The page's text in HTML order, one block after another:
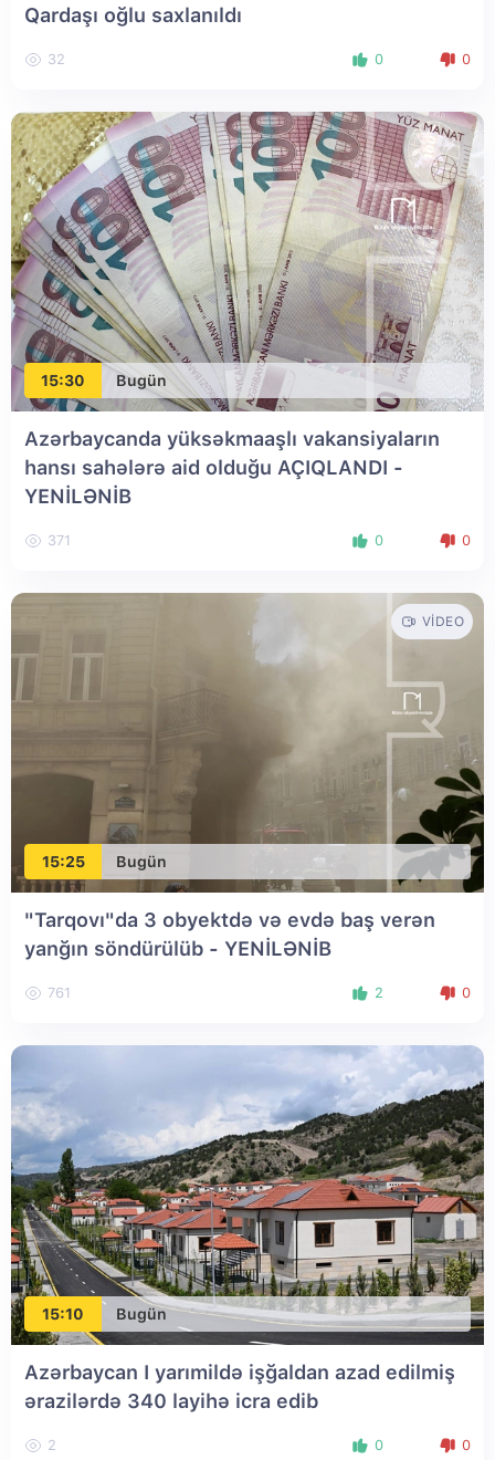
Qardaşı oğlu saxlanıldı
32 0 0
15:30 Bugün
Azərbaycanda yüksəkmaaşlı vakansiyaların
hansı sahələrə aid olduğu AÇIQLANDI -
YENİLƏNİB
371 0 0
15:25 Bugün
VIDEO
"Tarqovı"da 3 obyektdə və evdə baş verən
yanğın söndürülüb - YENİLƏNİB
761 2 0
15:10 Bugün
Azərbaycan I yarımildə işğaldan azad edilmiş
ərazilərdə 340 layihə icra edib
2 0 0